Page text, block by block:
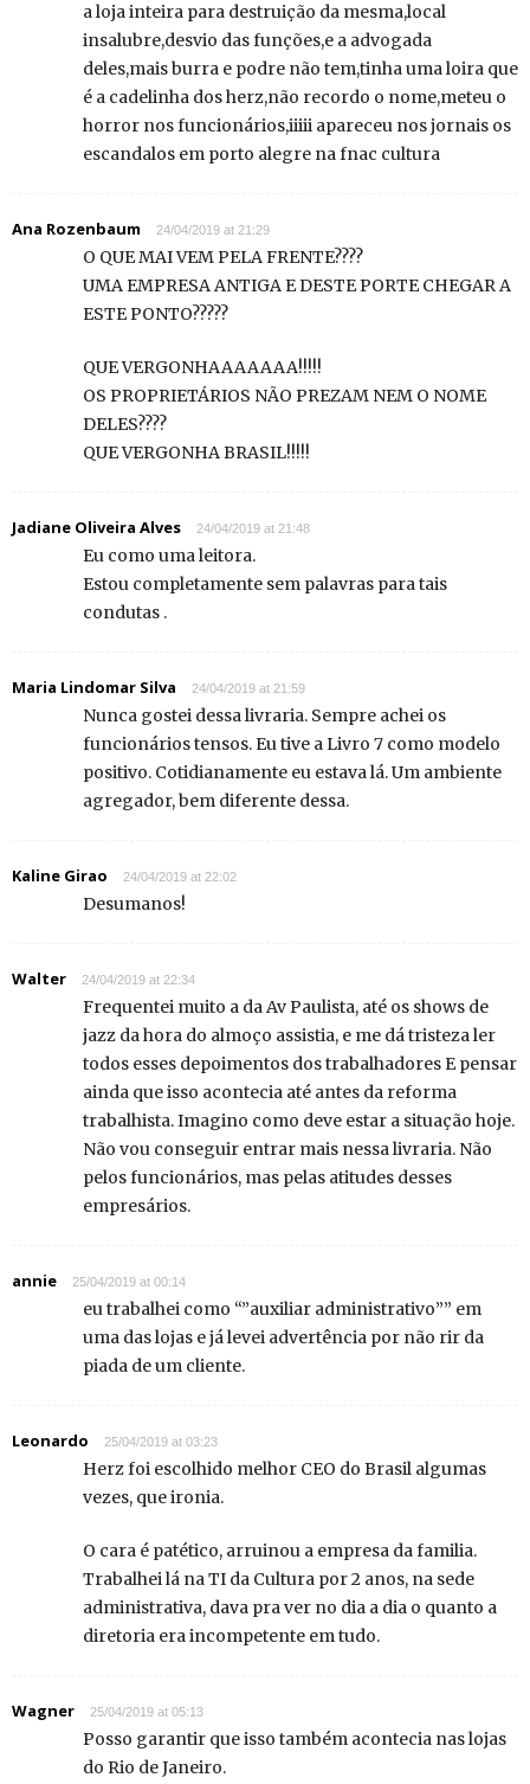
a loja inteira para destruição da mesma,local
insalubre,desvio das funções,e a advogada
deles,mais burra e podre não tem,tinha uma loira que
é a cadelinha dos herz,não recordo o nome,meteu o
horror nos funcionários,iiiii apareceu nos jornais os
escandalos em porto alegre na fnac cultura
Ana Rozenbaum 24/04/2019 at 21:29
O QUE MAI VEM PELA FRENTE????
UMA EMPRESA ANTIGA E DESTE PORTE CHEGAR A
ESTE PONTO?????
QUE VERGONHAAAAAAA!!!!!
OS PROPRIETÁRIOS NÃO PREZAM NEM O NOME
DELES????
QUE VERGONHA BRASIL!!!!!
Jadiane Oliveira Alves 24/04/2019 at 21:48
Eu como uma leitora.
Estou completamente sem palavras para tais
condutas .
Maria Lindomar Silva 24/04/2019 at 21:59
Nunca gostei dessa livraria. Sempre achei os
funcionários tensos. Eu tive a Livro 7 como modelo
positivo. Cotidianamente eu estava lá. Um ambiente
agregador, bem diferente dessa.
Kaline Girao 24/04/2019 at 22:02
Desumanos!
Walter 24/04/2019 at 22:34
Frequentei muito a da Av Paulista, até os shows de
jazz da hora do almoço assistia, e me dá tristeza ler
todos esses depoimentos dos trabalhadores E pensar
ainda que isso acontecia até antes da reforma
trabalhista. Imagino como deve estar a situação hoje.
Não vou conseguir entrar mais nessa livraria. Não
pelos funcionários, mas pelas atitudes desses
empresários.
annie 25/04/2019 at 00:14
eu trabalhei como “”auxiliar administrativo”” em
uma das lojas e já levei advertência por não rir da
piada de um cliente.
Leonardo 25/04/2019 at 03:23
Herz foi escolhido melhor CEO do Brasil algumas
vezes, que ironia.
O cara é patético, arruinou a empresa da familia.
Trabalhei lá na TI da Cultura por 2 anos, na sede
administrativa, dava pra ver no dia a dia o quanto a
diretoria era incompetente em tudo.
Wagner 25/04/2019 at 05:13
Posso garantir que isso também acontecia nas lojas
do Rio de Janeiro.